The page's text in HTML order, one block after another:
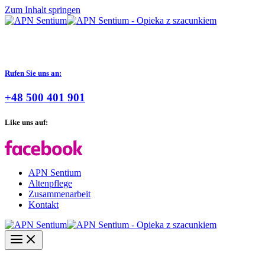
Zum Inhalt springen
Rufen Sie uns an:
+48 500 401 901
Like uns auf:
APN Sentium
Altenpflege
Zusammenarbeit
Kontakt